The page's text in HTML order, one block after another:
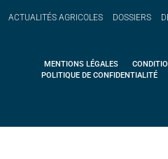
ACTUALITÉS AGRICOLES DOSSIERS
MENTIONS LÉGALES
POLITIQUE DE CONFIDENTIALITÉ